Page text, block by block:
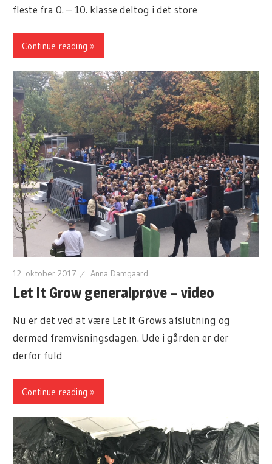
fleste fra 0. – 10. klasse deltog i det store
Continue reading »
12. oktober 2017 Anna Damgaard
Let It Grow generalprøve – video
Nu er det ved at være Let It Grows afslutning og
dermed fremvisningsdagen. Ude i gården er der
derfor fuld
Continue reading »